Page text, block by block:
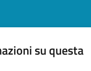
su questa